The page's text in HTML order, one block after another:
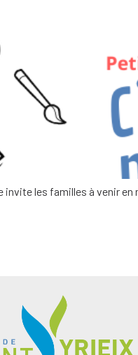
les familles à venir